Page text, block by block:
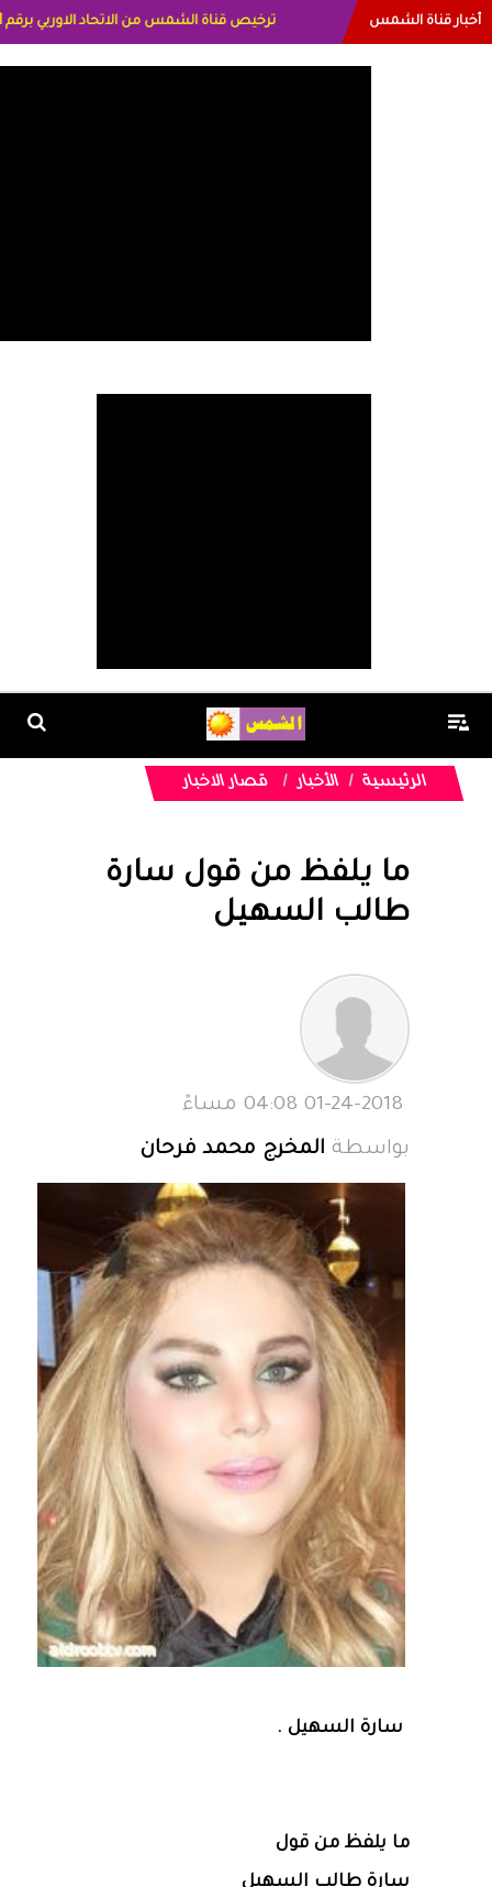
أخبار قناة الشمس
الرئيسية الأخبار قصار الاخبار
ما يلفظ من قول سارة
طالب السهيل
بواسطة المخرج محمد فرحان
سارة السهيل‏ ‏.
ما يلفظ من قول
سارة طالب السهيل